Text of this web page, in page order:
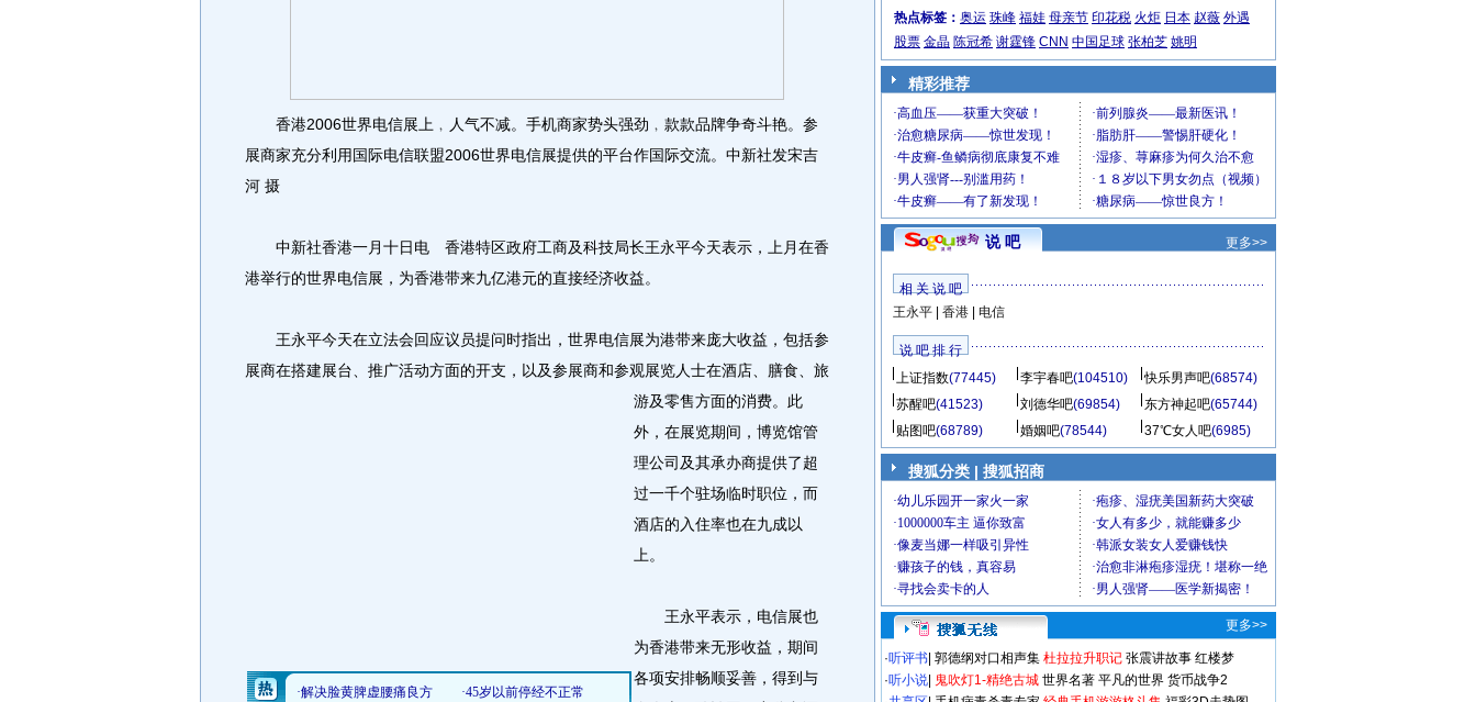
香港2006世界电信展上﹐人气不减。手机商家势头强劲﹐款款品牌争奇斗艳。参
展商家充分利用国际电信联盟2006世界电信展提供的平台作国际交流。中新社发宋吉
河 摄
中新社香港一月十日电 香港特区政府工商及科技局长王永平今天表示，上月在香
港举行的世界电信展，为香港带来九亿港元的直接经济收益。
王永平今天在立法会回应议员提问时指出，世界电信展为港带来庞大收益，包括参
展商在搭建展台、推广活动方面的开支，以及参展商和参观展览人士在酒店、膳食、旅
游及零售方面的消费。 此
外，在展览期间，博览馆管
理公司及其承办商提供了超
过一千个驻场临时职位，而
酒店的入住率也在九成以
上。
王永平表示，电信展也
为香港带来无形收益，期间
各项安排畅顺妥善，得到与
热点标签： 奥运 珠峰 福娃 母亲节 印花税 火炬 日本 赵薇 外遇
股票 金晶 陈冠希 谢霆锋 CNN 中国足球 张柏芝 姚明
精彩推荐
说 吧 更多>>
相 关 说 吧
王永平| 香港| 电信
说 吧 排 行
上证指数(77445) 李宇春吧(104510) 快乐男声吧(68574)
苏醒吧(41523) 刘德华吧(69854) 东方神起吧(65744)
贴图吧(68789) 婚姻吧(78544) 37℃女人吧(6985)
搜狐分类 | 搜狐招商
更多>>
·听评书 郭德纲对口相声集 杜拉拉升职记 张震讲故事 红楼梦
·听小说 鬼吹灯1-精绝古城 世界名著 平凡的世界 货币战争2